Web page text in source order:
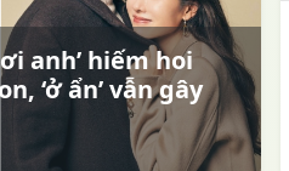
anh’ hiếm hoi
‘ở ẩn’ vẫn gây